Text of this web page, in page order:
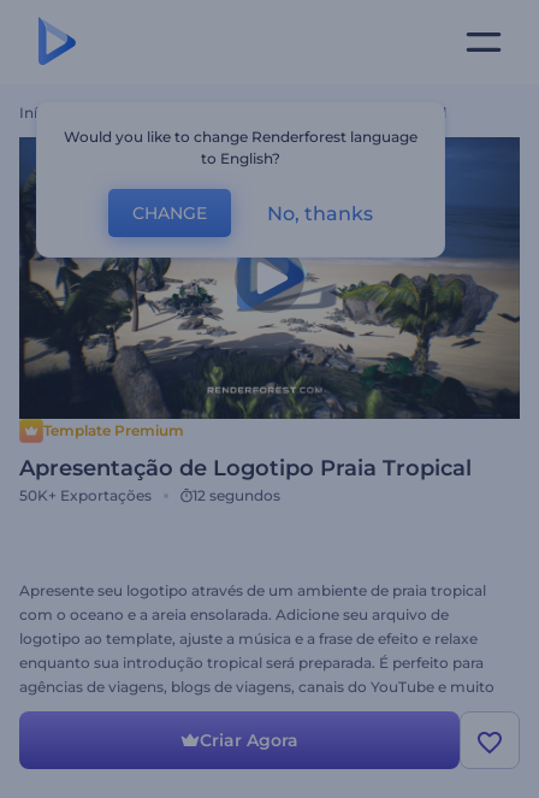
Início Apresentação De Logotipo Praia Tropical
Template Premium
Apresentação de Logotipo Praia Tropical
50K+ Exportações 12 segundos
Apresente seu logotipo através de um ambiente de praia tropical
com o oceano e a areia ensolarada. Adicione seu arquivo de
logotipo ao template, ajuste a música e a frase de efeito e relaxe
enquanto sua introdução tropical será preparada. É perfeito para
agências de viagens, blogs de viagens, canais do YouTube e muito
mais. Experimente agora a Apresentação de Logotipo Praia
Criar Agora
Would you like to change Renderforest language
to English?
CHANGE No, thanks